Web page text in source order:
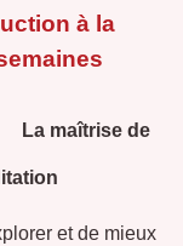
à la
La maîtrise de
et de mieux